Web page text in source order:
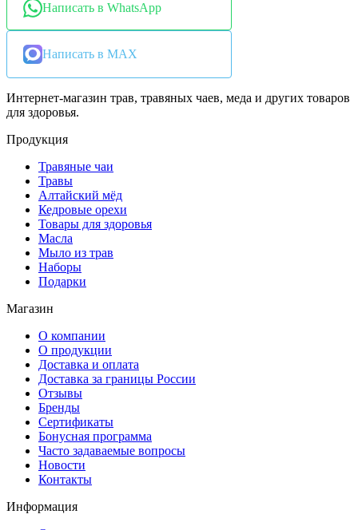
Написать в WhatsApp
Написать в MAX
Интернет-магазин трав, травяных чаев, меда и других товаров
для здоровья.
Продукция
Травяные чаи
Травы
Алтайский мёд
Кедровые орехи
Товары для здоровья
Масла
Мыло из трав
Наборы
Подарки
Магазин
О компании
О продукции
Доставка и оплата
Доставка за границы России
Отзывы
Бренды
Сертификаты
Бонусная программа
Часто задаваемые вопросы
Новости
Контакты
Информация